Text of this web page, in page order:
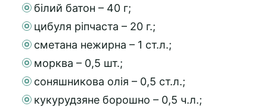
білий батон – 40 г;
цибуля ріпчаста – 20 г.;
сметана нежирна – 1 ст.л.;
морква – 0,5 шт.;
соняшникова олія – 0,5 ст.л.;
кукурудзяне борошно – 0,5 ч.л.;